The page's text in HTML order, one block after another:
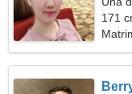
171